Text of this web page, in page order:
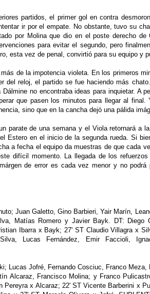
partidos, el primer gol en contra
ir por el empate. No obstante, tuvo su
por Molina que dio en el poste derecho
para evitar el segundo, pero
esta vez de penal, convirtió para su equipo y
de la impotencia violeta. En los primeros
del reloj, el partido se fue haciendo más
no encontraba ideas para inquietar. A
que pasen los minutos para llegar al
sino que en la cancha dejó una pálida
parate de una semana y el Viola retornará a
Estero en el inicio de la segunda rueda. Si
a fecha el equipo da muestras de que cada
difícil momento. La llegada de los
de error es cada vez menor y no
Juan Galetto, Gino Barbieri, Yair Marín,
Matías Romero y Javier Bayk. DT: Diego
Ibarra x Bayk; 27' ST Claudio Villagra x
Lucas Fernández, Emir Faccioli,
Lucas Jofré, Fernando Cosciuc, Franco Meza,
Alcaraz, Francisco Molina; y Franco
Pereyra x Alcaraz; 22' ST Vicente Barberini x